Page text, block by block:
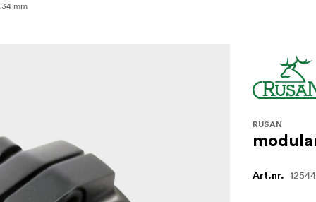
mm
RUSAN
Art.nr.